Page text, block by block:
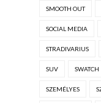
SMOOTH OUT
SOCIAL MEDIA
STRADIVARIUS
SUV SWATCH
SZEMÉLYES